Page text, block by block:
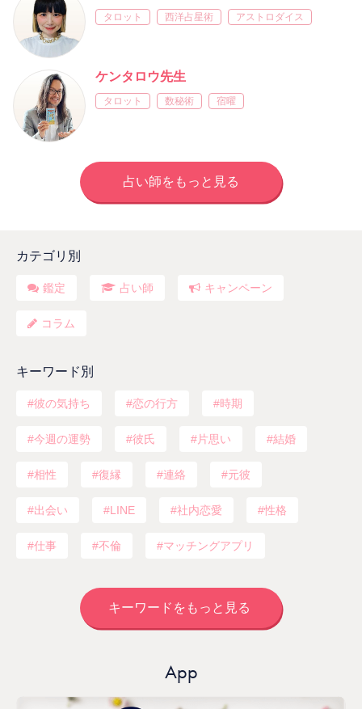
タロット 西洋占星術 アストロダイス
ケンタロウ先生
タロット 数秘術 宿曜
占い師をもっと見る
カテゴリ別
鑑定 占い師 キャンペーン
コラム
キーワード別
彼の気持ち 恋の行方 時期
今週の運勢 彼氏 片思い 結婚
相性 復縁 連絡 元彼
出会い LINE 社内恋愛 性格
仕事 不倫 マッチングアプリ
キーワードをもっと見る
App